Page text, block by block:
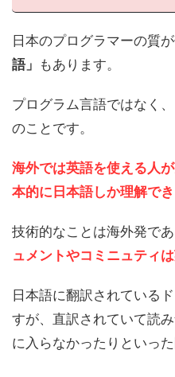
日本のプログラマーの質
語」 もあります。
プログラム言語ではなく
のことです。
海外では英語を使える人が
本的に日本語しか理解でき
技術的なことは海外発であ
ュメントやコミニュティ
日本語に翻訳されている
すが、直訳されていて読
に入らなかったりといった